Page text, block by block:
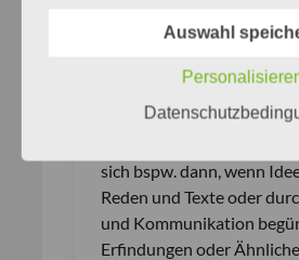
SPRACHE+RESPEKT
Menschen, bei denen das
relevanten Bezug zu ihrer
sich bspw. dann, wenn
Reden und Texte oder
und Kommunikation
Erfindungen oder
Auswahl